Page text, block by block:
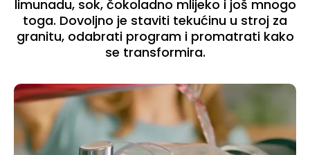
limunadu, sok, čokoladno mlijeko i još mnogo
toga. Dovoljno je staviti tekućinu u stroj za
granitu, odabrati program i promatrati kako
se transformira.